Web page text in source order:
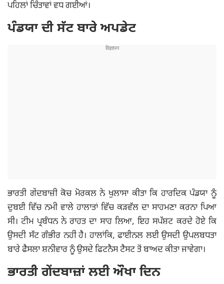
ਪਹਿਲਾਂ ਚਿੰਤਾਵਾਂ ਵਧ ਗਈਆਂ।
ਪੰਡਯਾ ਦੀ ਸੱਟ ਬਾਰੇ ਅਪਡੇਟ
ਭਾਰਤੀ ਗੇਂਦਬਾਜ਼ੀ ਕੋਚ ਮੋਰਕਲ ਨੇ ਖੁਲਾਸਾ ਕੀਤਾ ਕਿ ਹਾਰਦਿਕ ਪੰਡਯਾ ਨੂੰ
ਦੁਬਈ ਵਿੱਚ ਨਮੀ ਵਾਲੇ ਹਾਲਾਤਾਂ ਵਿੱਚ ਕੜਵੱਲ ਦਾ ਸਾਹਮਣਾ ਕਰਨਾ ਪਿਆ
ਸੀ। ਟੀਮ ਪ੍ਰਬੰਧਨ ਨੇ ਰਾਹਤ ਦਾ ਸਾਹ ਲਿਆ, ਇਹ ਸਪੱਸ਼ਟ ਕਰਦੇ ਹੋਏ ਕਿ
ਉਸਦੀ ਸੱਟ ਗੰਭੀਰ ਨਹੀਂ ਹੈ। ਹਾਲਾਂਕਿ, ਫਾਈਨਲ ਲਈ ਉਸਦੀ ਉਪਲਬਧਤਾ
ਬਾਰੇ ਫੈਸਲਾ ਸ਼ਨੀਵਾਰ ਨੂੰ ਉਸਦੇ ਫਿਟਨੈਸ ਟੈਸਟ ਤੋਂ ਬਾਅਦ ਕੀਤਾ ਜਾਵੇਗਾ।
ਭਾਰਤੀ ਗੇਂਦਬਾਜ਼ਾਂ ਲਈ ਔਖਾ ਦਿਨ